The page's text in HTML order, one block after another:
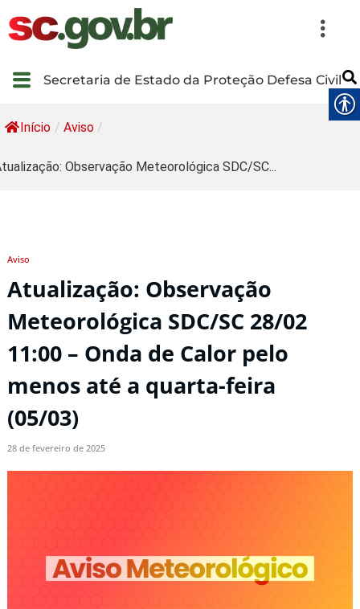
Secretaria de Estado da Proteção Defesa Civil
Início / Aviso /
Observação Meteorológica SDC/SC...
Aviso
Atualização: Observação
Meteorológica SDC/SC 28/02
11:00 – Onda de Calor pelo
menos até a quarta-feira
(05/03)
28 de fevereiro de 2025